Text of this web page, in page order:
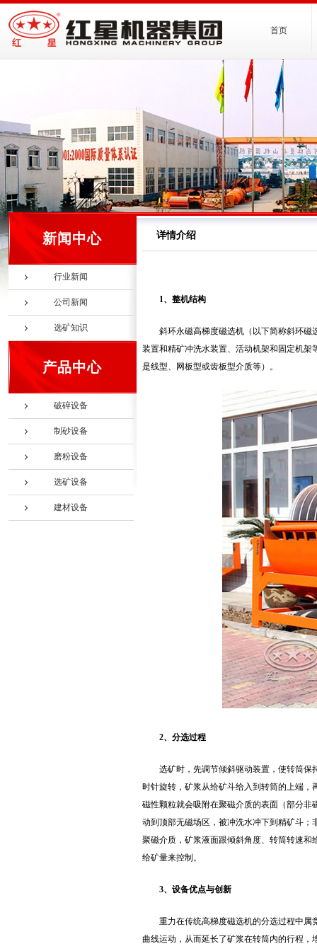
首页
新闻中心
行业新闻
公司新闻
选矿知识
产品中心
破碎设备
制砂设备
磨粉设备
选矿设备
建材设备
详情介绍
1、整机结构
斜环永磁高梯度磁选机（以下简称斜环
装置和精矿冲洗水装置、活动机架和固定机
是线型、网板型或齿板型介质等）。
2、分选过程
选矿时，先调节倾斜驱动装置，使转筒
时针旋转，矿浆从给矿斗给入到转筒的上端
磁性颗粒就会吸附在聚磁介质的表面（部分
动到顶部无磁场区，被冲洗水冲下到精矿斗
聚磁介质，矿浆液面跟倾斜角度、转筒转速
给矿量来控制。
3、设备优点与创新
重力在传统高梯度磁选机的分选过程中
曲线运动，从而延长了矿浆在转筒内的行程